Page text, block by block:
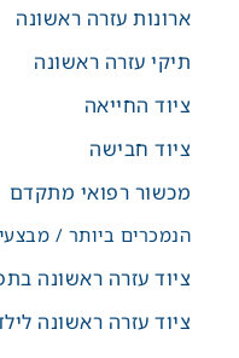
ארונות עזרה ראשונה
תיקי עזרה ראשונה
ציוד החייאה
ציוד חבישה
מכשור רפואי מתקדם
הנמכרים ביותר /
ציוד עזרה ראשונה
ציוד עזרה ראשונה